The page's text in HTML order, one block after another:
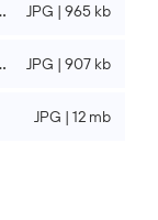
JPG | 965 kb
JPG | 907 kb
JPG | 12 mb